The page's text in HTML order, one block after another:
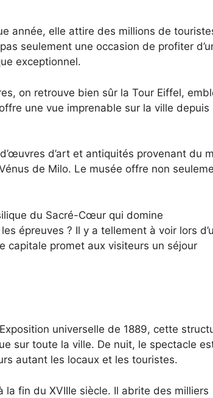
année, elle attire des millions de
pas seulement une occasion de profiter
exceptionnel.
on retrouve bien sûr la Tour Eiffel,
une vue imprenable sur la ville depuis
d’art et antiquités provenant du
de Milo. Le musée offre non
du Sacré-Cœur qui domine
épreuves ? Il y a tellement à voir lors
capitale promet aux visiteurs un séjour
universelle de 1889, cette
sur toute la ville. De nuit, le spectacle
autant les locaux et les touristes.
fin du XVIIIe siècle. Il abrite des milliers